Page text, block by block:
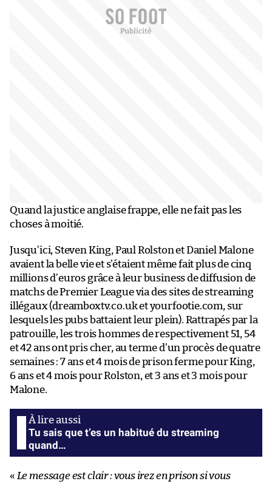
Quand la justice anglaise frappe, elle ne fait pas les
choses à moitié.
Jusqu’ici, Steven King, Paul Rolston et Daniel Malone
avaient la belle vie et s’étaient même fait plus de cinq
millions d’euros grâce à leur business de diffusion de
matchs de Premier League via des sites de streaming
illégaux (dreamboxtv.co.uk et yourfootie.com, sur
lesquels les pubs battaient leur plein). Rattrapés par la
patrouille, les trois hommes de respectivement 51, 54
et 42 ans ont pris cher, au terme d’un procès de quatre
semaines : 7 ans et 4 mois de prison ferme pour King,
6 ans et 4 mois pour Rolston, et 3 ans et 3 mois pour
Malone.
Tu sais que t’es un habitué du streaming
quand…
« Le message est clair : vous irez en prison si vous